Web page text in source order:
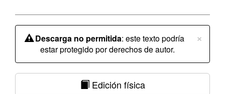
×
Descarga no permitida: este texto podría
estar protegido por derechos de autor.
Edición física